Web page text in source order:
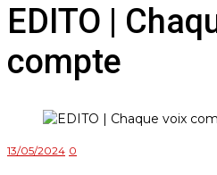
EDITO |
compte
13/05/2024 0